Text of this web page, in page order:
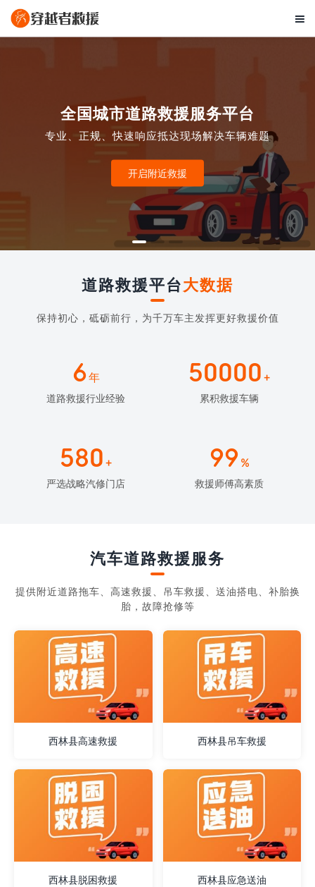

全国城市道路救援服务平台
专业、正规、快速响应抵达现场解决车辆难题
开启附近救援
道路救援平台大数据
保持初心，砥砺前行，为千万车主发挥更好救援价值
6年
道路救援行业经验
50000 +
累积救援车辆
580 +
严选战略汽修门店
99 %
救援师傅高素质
汽车道路救援服务
提供附近道路拖车、高速救援、吊车救援、送油搭电、补胎换
胎，故障抢修等
西林县高速救援 西林县吊车救援
西林县脱困救援 西林县应急送油